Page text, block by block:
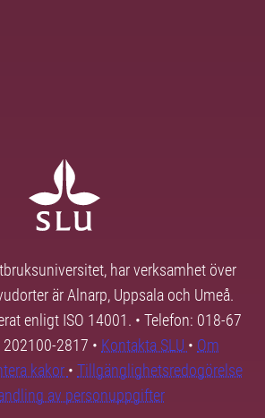
har verksamhet över
är Alnarp, Uppsala och Umeå.
enligt ISO 14001. • Telefon: 018-67
202100-2817 • Kontakta SLU • Om
kakor • Tillgänglighetsredogörelse
av personuppgifter